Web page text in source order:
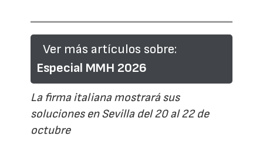
Ver más artículos sobre:
Especial MMH 2026
La firma italiana mostrará sus
soluciones en Sevilla del 20 al 22 de
octubre